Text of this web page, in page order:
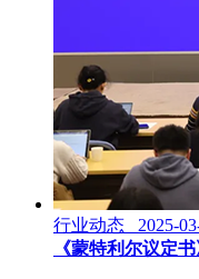
行业动态 2025-
《蒙特利尔议定